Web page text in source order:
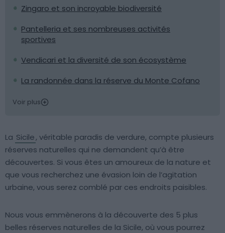
Zingaro et son incroyable biodiversité
Pantelleria et ses nombreuses activités
sportives
Vendicari et la diversité de son écosystème
La randonnée dans la réserve du Monte Cofano
Voir plus
La Sicile, véritable paradis de verdure, compte plusieurs
réserves naturelles qui ne demandent qu’à être
découvertes. Si vous êtes un amoureux de la nature et
que vous recherchez une évasion loin de l’agitation
urbaine, vous serez comblé par ces endroits paisibles.
Nous vous emmènerons à la découverte des 5 plus
belles réserves naturelles de la Sicile, où vous pourrez